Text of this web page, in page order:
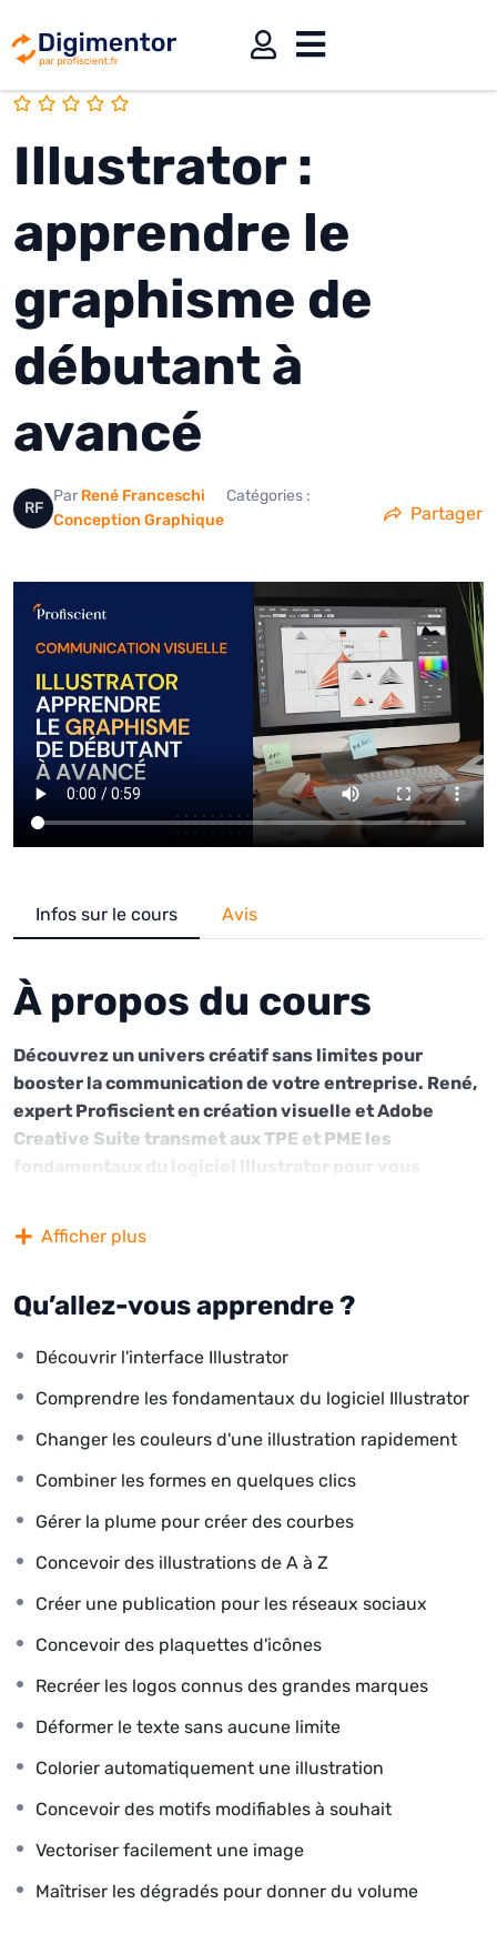
Illustrator :
apprendre le
graphisme de
débutant à
avancé
RF
Par René Franceschi
Catégories :
Conception Graphique
Partager
Infos sur le cours Avis
À propos du cours
Découvrez un univers créatif sans limites pour
booster la communication de votre entreprise. René,
expert Profiscient en création visuelle et Adobe
Creative Suite transmet aux TPE et PME les
fondamentaux du logiciel Illustrator pour vous
terme.
perfectionner vos compétences, cette formation
pour vos campagnes marketing, des logos, des flyers,
des icônes pour votre site web, des publications pour
les réseaux sociaux et d’autres conceptions
graphiques.
Au cours de cette expérience immersive, vous
maîtriserez les fonctionnalités puissantes d’Illustrator,
l’apprentissage de techniques avancées de création
graphique. Vous serez ainsi en mesure de donner vie à
complet, vous développerez la capacité de concevoir
des illustrations et logos percutants, de réaliser des
couleurs et de formes afin de créer des visuels pour
appuyer votre communication interne et externe.
Prêt à libérer votre potentiel créatif ? Plongez dès
guider par notre expert pour devenir un as du
graphisme. Rejoignez-nous aujourd’hui et découvrez
Afficher plus
Qu’allez-vous apprendre ?
Découvrir l'interface Illustrator
Comprendre les fondamentaux du logiciel Illustrator
Changer les couleurs d'une illustration rapidement
Combiner les formes en quelques clics
Gérer la plume pour créer des courbes
Concevoir des illustrations de A à Z
Créer une publication pour les réseaux sociaux
Concevoir des plaquettes d'icônes
Recréer les logos connus des grandes marques
Déformer le texte sans aucune limite
Colorier automatiquement une illustration
Concevoir des motifs modifiables à souhait
Vectoriser facilement une image
Maîtriser les dégradés pour donner du volume